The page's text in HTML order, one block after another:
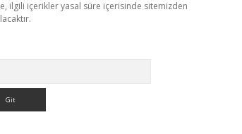
ilgili içerikler yasal süre içerisinde sitemizden